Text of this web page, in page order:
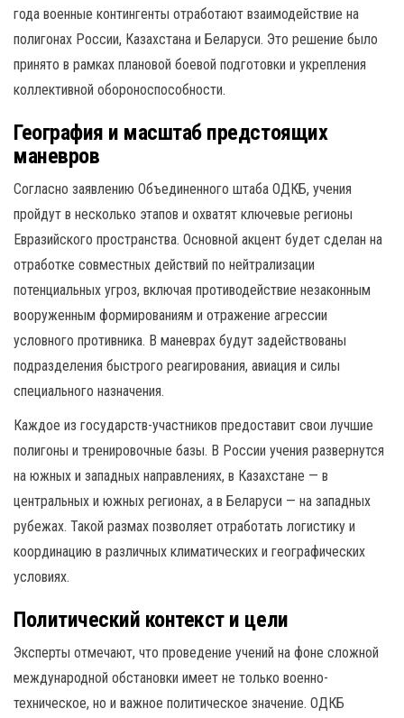
года военные контингенты отработают взаимодействие на
полигонах России, Казахстана и Беларуси. Это решение было
принято в рамках плановой боевой подготовки и укрепления
коллективной обороноспособности.
География и масштаб предстоящих
маневров
Согласно заявлению Объединенного штаба ОДКБ, учения
пройдут в несколько этапов и охватят ключевые регионы
Евразийского пространства. Основной акцент будет сделан на
отработке совместных действий по нейтрализации
потенциальных угроз, включая противодействие незаконным
вооруженным формированиям и отражение агрессии
условного противника. В маневрах будут задействованы
подразделения быстрого реагирования, авиация и силы
специального назначения.
Каждое из государств-участников предоставит свои лучшие
полигоны и тренировочные базы. В России учения развернутся
на южных и западных направлениях, в Казахстане — в
центральных и южных регионах, а в Беларуси — на западных
рубежах. Такой размах позволяет отработать логистику и
координацию в различных климатических и географических
условиях.
Политический контекст и цели
Эксперты отмечают, что проведение учений на фоне сложной
международной обстановки имеет не только военно-
техническое, но и важное политическое значение. ОДКБ